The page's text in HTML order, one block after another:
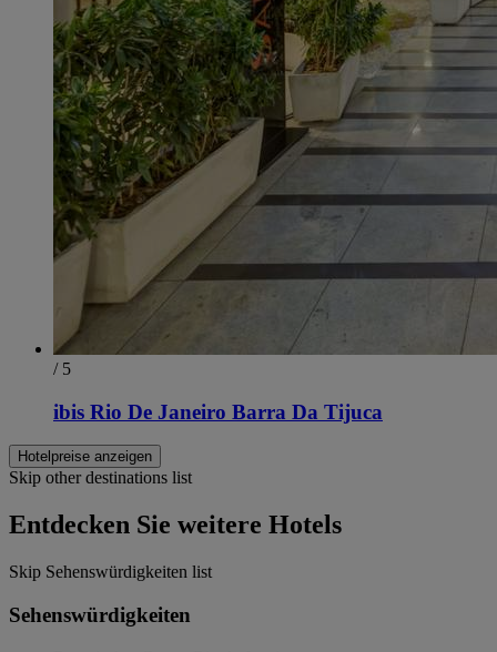
/ 5
ibis Rio De Janeiro Barra Da Tijuca
Hotelpreise anzeigen
Skip other destinations list
Entdecken Sie weitere Hotels
Skip Sehenswürdigkeiten list
Sehenswürdigkeiten